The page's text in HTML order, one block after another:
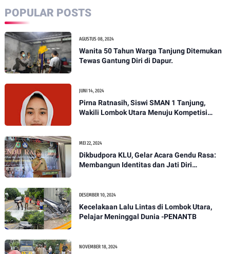
POPULAR POSTS
AGUSTUS 08, 2024
Wanita 50 Tahun Warga Tanjung Ditemukan
Tewas Gantung Diri di Dapur.
JUNI 14, 2024
Pirna Ratnasih, Siswi SMAN 1 Tanjung,
Wakili Lombok Utara Menuju Kompetisi
MEI 22, 2024
Dikbudpora KLU, Gelar Acara Gendu Rasa:
Membangun Identitas dan Jati Diri
DESEMBER 10, 2024
Kecelakaan Lalu Lintas di Lombok Utara,
Pelajar Meninggal Dunia -PENANTB
NOVEMBER 18, 2024